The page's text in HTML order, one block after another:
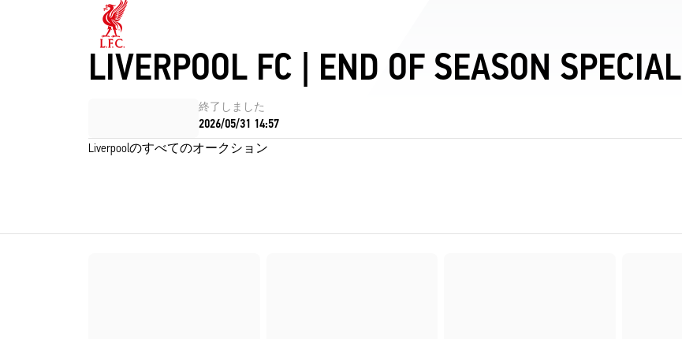
LIVERPOOL FC | END OF SEASON SPECIAL
終了しました
2026/05/31 14:57
Liverpoolのすべてのオークション